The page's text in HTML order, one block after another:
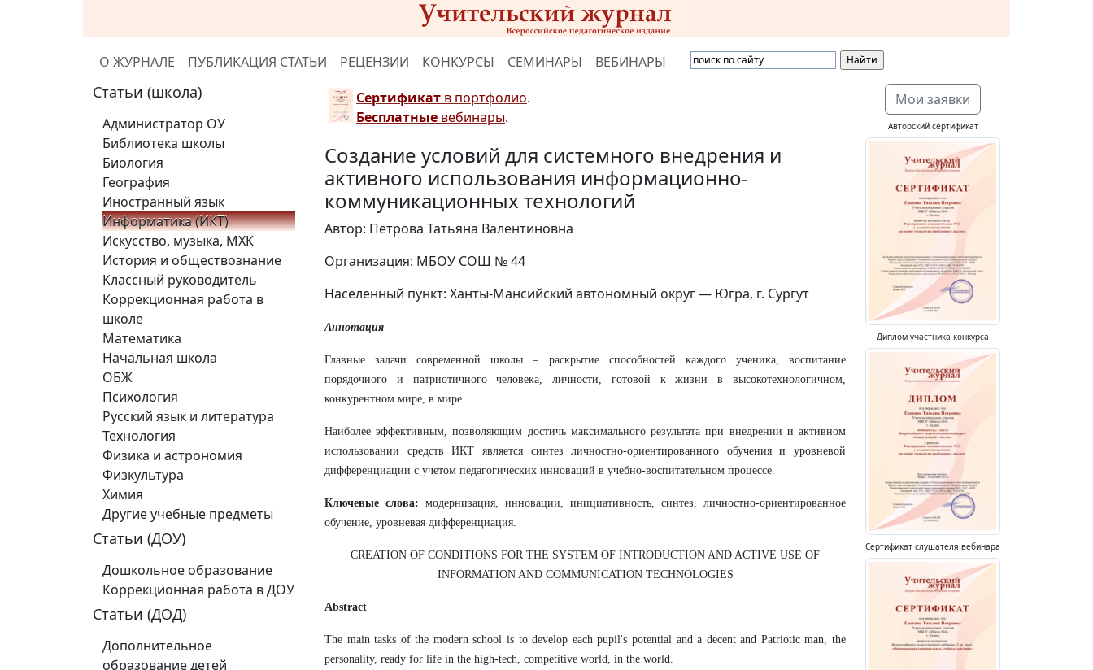
О ЖУРНАЛЕ ПУБЛИКАЦИЯ СТАТЬИ РЕЦЕНЗИИ КОНКУРСЫ СЕМИНАРЫ ВЕБИНАРЫ
Статьи (школа)
Администратор ОУ
Библиотека школы
Биология
География
Иностранный язык
Информатика (ИКТ)
Искусство, музыка, МХК
История и обществознание
Классный руководитель
Коррекционная работа в
школе
Математика
Начальная школа
ОБЖ
Психология
Русский язык и литература
Технология
Физика и астрономия
Физкультура
Химия
Другие учебные предметы
Статьи (ДОУ)
Дошкольное образование
Коррекционная работа в ДОУ
Статьи (ДОД)
Дополнительное
образование детей
Сертификат в портфолио.
Бесплатные вебинары.
Создание условий для системного внедрения и
активного использования информационно-
коммуникационных технологий
Автор: Петрова Татьяна Валентиновна
Организация: МБОУ СОШ № 44
Населенный пункт: Ханты-Мансийский автономный округ — Югра, г. Сургут
Аннотация
Главные задачи современной школы – раскрытие способностей каждого ученика, воспитание
порядочного и патриотичного человека, личности, готовой к жизни в высокотехнологичном,
конкурентном мире, в мире.
Наиболее эффективным, позволяющим достичь максимального результата при внедрении и активном
использовании средств ИКТ является синтез личностно-ориентированного обучения и уровневой
дифференциации с учетом педагогических инноваций в учебно-воспитательном процессе.
Ключевые слова: модернизация, инновации, инициативность, синтез, личностно-ориентированное
обучение, уровневая дифференциация.
CREATION OF CONDITIONS FOR THE SYSTEM OF INTRODUCTION AND ACTIVE USE OF
INFORMATION AND COMMUNICATION TECHNOLOGIES
Abstract
The main tasks of the modern school is to develop each pupil's potential and a decent and Patriotic man, the
personality, ready for life in the high-tech, competitive world, in the world.
Мои заявки
Авторский сертификат
Диплом участника конкурса
Сертификат слушателя вебинара